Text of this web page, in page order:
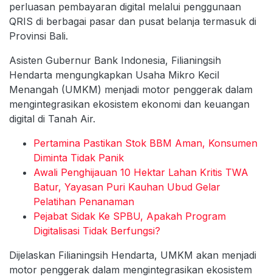
perluasan pembayaran digital melalui penggunaan
QRIS di berbagai pasar dan pusat belanja termasuk di
Provinsi Bali.
Asisten Gubernur Bank Indonesia, Filianingsih
Hendarta mengungkapkan Usaha Mikro Kecil
Menangah (UMKM) menjadi motor penggerak dalam
mengintegrasikan ekosistem ekonomi dan keuangan
digital di Tanah Air.
Pertamina Pastikan Stok BBM Aman, Konsumen
Diminta Tidak Panik
Awali Penghijauan 10 Hektar Lahan Kritis TWA
Batur, Yayasan Puri Kauhan Ubud Gelar
Pelatihan Penanaman
Pejabat Sidak Ke SPBU, Apakah Program
Digitalisasi Tidak Berfungsi?
Dijelaskan Filianingsih Hendarta, UMKM akan menjadi
motor penggerak dalam mengintegrasikan ekosistem